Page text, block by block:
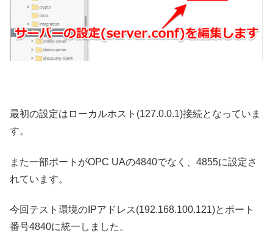
最初の設定はローカルホスト(127.0.0.1)接続となっていま
す。
また一部ポートがOPC UAの4840でなく、4855に設定さ
れています。
今回テスト環境のIPアドレス(192.168.100.121)とポート
番号4840に統一しました。